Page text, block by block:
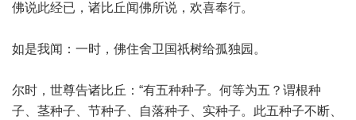
佛说此经已，诸比丘闻佛所说，欢喜奉行。
如是我闻：一时，佛住舍卫国祇树给孤独园。
尔时，世尊告诸比丘：“有五种种子。何等为五？谓根种
子、茎种子、节种子、自落种子、实种子。此五种子不断、